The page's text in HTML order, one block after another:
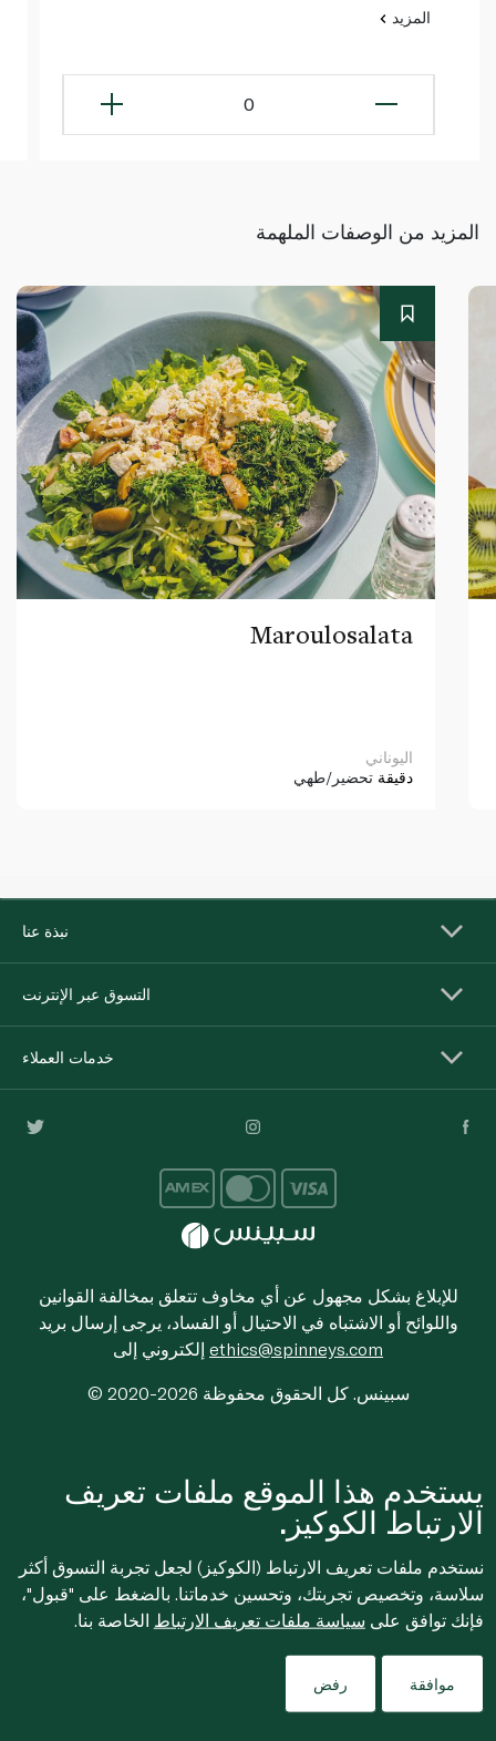
المزيد
0
المزيد من الوصفات الملهمة
Maroulosalata
اليوناني
دقيقة تحضير/طهي
نبذة عنا
التسوق عبر الإنترنت
خدمات العملاء
للإبلاغ بشكل مجهول عن أي مخاوف تتعلق بمخالفة القوانين
واللوائح أو الاشتباه في الاحتيال أو الفساد، يرجى إرسال بريد
ethics@spinneys.com
© 2020-2026 سبينس. كل الحقوق محفوظة
يستخدم هذا الموقع ملفات تعريف
الارتباط الكوكيز.
نستخدم ملفات تعريف الارتباط (الكوكيز) لجعل تجربة التسوق أكثر
سلاسة، وتخصيص تجربتك، وتحسين خدماتنا. بالضغط على "قبول"،
فإنك توافق على سياسة ملفات تعريف الارتباط الخاصة بنا.
موافقة رفض